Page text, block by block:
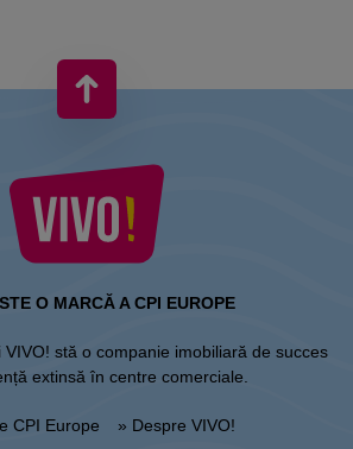
O MARCĂ A CPI EUROPE
stă o companie imobiliară de succes
extinsă în centre comerciale.
CPI Europe » Despre VIVO!